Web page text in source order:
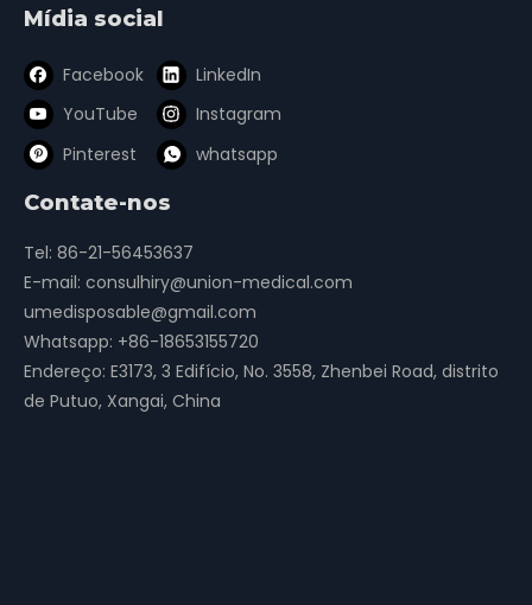
Mídia social
Facebook
LinkedIn
YouTube
Instagram
Pinterest
whatsapp
Contate-nos
Tel: 86-21-56453637
E-mail: consulhiry@union-medical.com
umedisposable@gmail.com
Whatsapp: +86-18653155720
Endereço: E3173, 3 Edifício, No. 3558, Zhenbei Road, distrito
de Putuo, Xangai, China